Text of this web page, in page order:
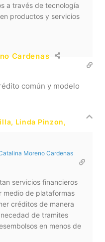
a través de tecnología
productos y servicios
Cardenas
común y modelo
Linda Pinzon,
Moreno Cardenas
servicios financieros
medio de plataformas
créditos de manera
de tramites
en menos de